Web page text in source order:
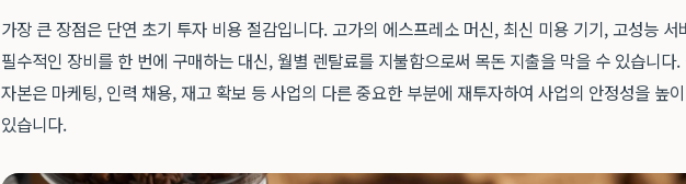
가장 큰 장점은 단연 초기 투자 비용 절감입니다. 고가의 에스프레소 머신, 최신 미용 기기, 고성능 서
필수적인 장비를 한 번에 구매하는 대신, 월별 렌탈료를 지불함으로써 목돈 지출을 막을 수 있습니다.
자본은 마케팅, 인력 채용, 재고 확보 등 사업의 다른 중요한 부분에 재투자하여 사업의 안정성을 높
있습니다.